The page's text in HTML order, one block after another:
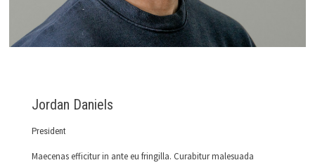
Jordan Daniels
President
Maecenas efficitur in ante eu fringilla. Curabitur malesuada